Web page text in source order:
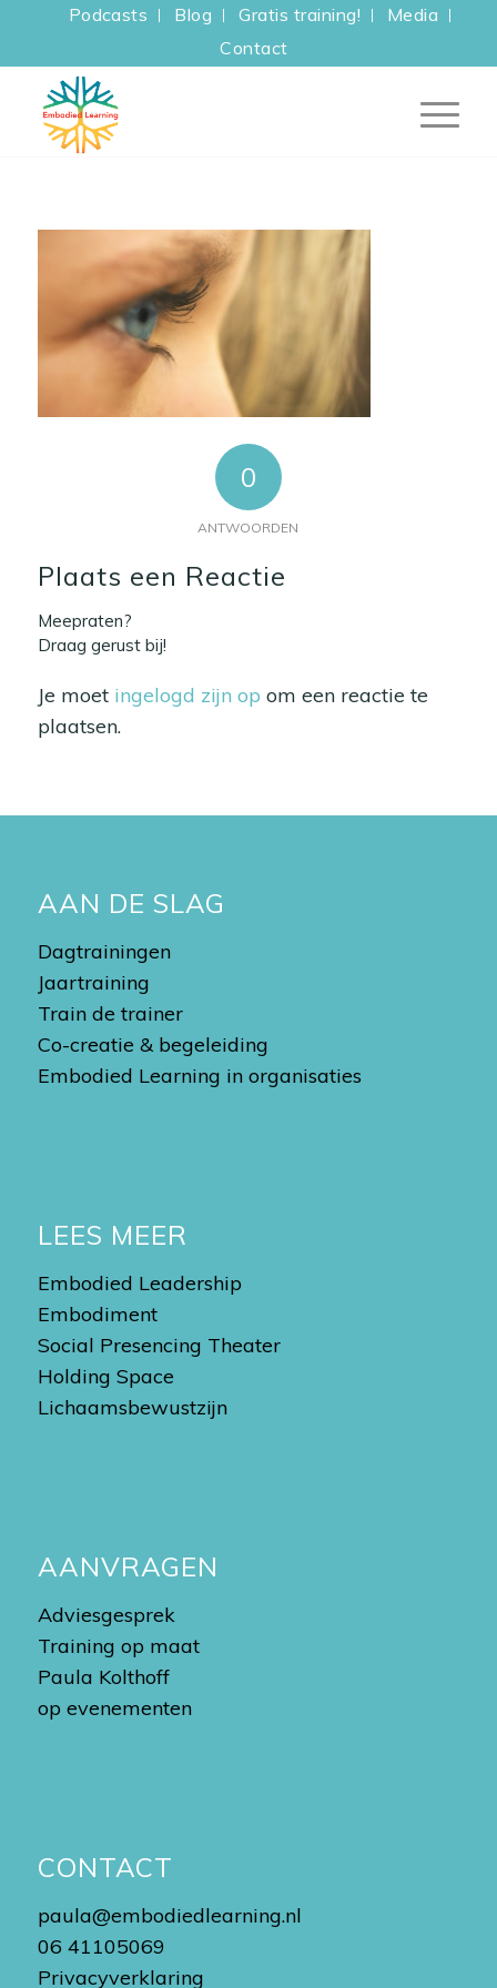
Podcasts Blog Gratis training!
Media
Contact
0
ANTWOORDEN
Plaats een Reactie
Meepraten?
Draag gerust bij!
Je moet ingelogd zijn op om een reactie te
plaatsen.
AAN DE SLAG
Dagtrainingen
Jaartraining
Train de trainer
Co-creatie & begeleiding
Embodied Learning in organisaties
LEES MEER
Embodied Leadership
Embodiment
Social Presencing Theater
Holding Space
Lichaamsbewustzijn
AANVRAGEN
Adviesgesprek
Training op maat
Paula Kolthoff
op evenementen
CONTACT
paula@embodiedlearning.nl
06 41105069
Privacyverklaring